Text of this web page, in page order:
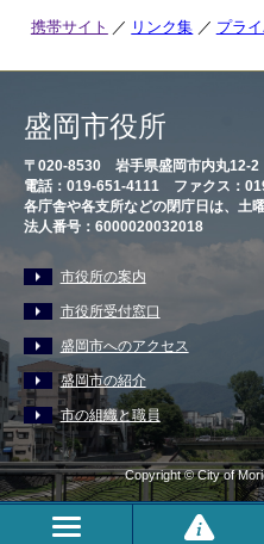
携帯サイト リンク集 プラ
盛岡市役所
〒020-8530 岩手県盛岡市内丸12-
電話：019-651-4111 ファクス：
各庁舎や各支所などの閉庁日は、土
法人番号：6000020032018
市役所の案内
市役所受付窓口
盛岡市へのアクセス
盛岡市の紹介
市の組織と職員
Copyright © City of